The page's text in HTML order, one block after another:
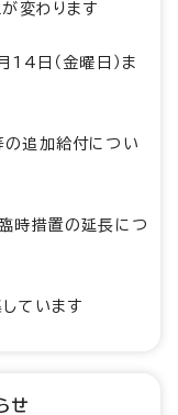
変わります
14日（金曜日）ま
追加給付につい
時措置の延長につ
ています
せ